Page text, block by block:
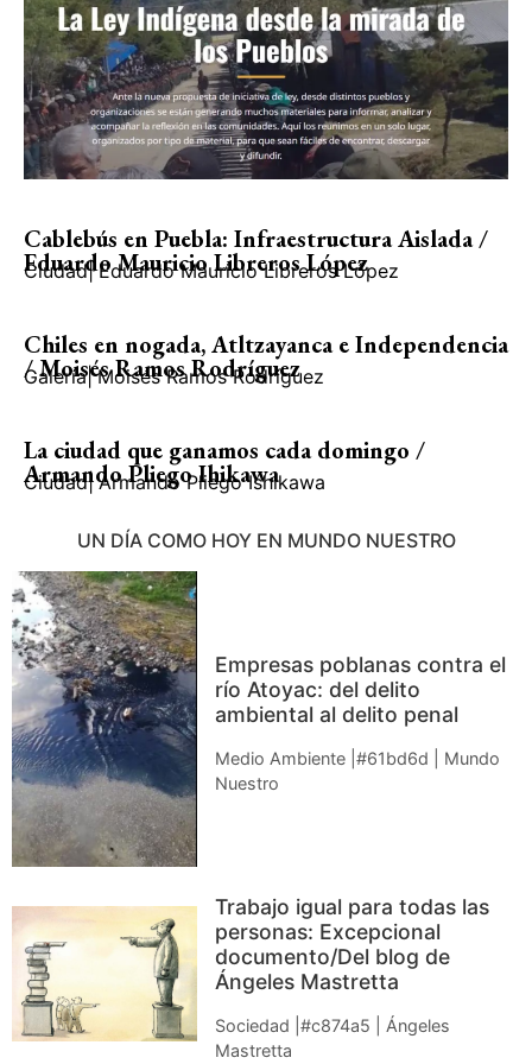
Cablebús en Puebla: Infraestructura Aislada /
Eduardo Mauricio Libreros López
Ciudad| Eduardo Mauricio Libreros López
Chiles en nogada, Atltzayanca e Independencia
/ Moisés Ramos Rodríguez
Galería| Moisés Ramos Rodríguez
La ciudad que ganamos cada domingo /
Armando Pliego Ihikawa
Ciudad| Armando Pliego Ishikawa
UN DÍA COMO HOY EN MUNDO NUESTRO
Empresas poblanas contra el
río Atoyac: del delito
ambiental al delito penal
Medio Ambiente |#61bd6d | Mundo
Nuestro
Trabajo igual para todas las
personas: Excepcional
documento/Del blog de
Ángeles Mastretta
Sociedad |#c874a5 | Ángeles
Mastretta